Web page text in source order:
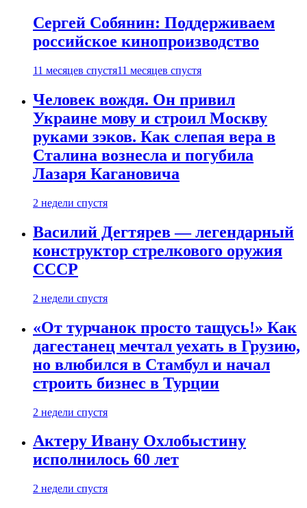
Сергей Собянин: Поддерживаем
российское кинопроизводство
11 месяцев спустя11 месяцев спустя
Человек вождя. Он привил
Украине мову и строил Москву
руками зэков. Как слепая вера в
Сталина вознесла и погубила
Лазаря Кагановича
2 недели спустя
Василий Дегтярев — легендарный
конструктор стрелкового оружия
СССР
2 недели спустя
«От турчанок просто тащусь!» Как
дагестанец мечтал уехать в Грузию,
но влюбился в Стамбул и начал
строить бизнес в Турции
2 недели спустя
Актеру Ивану Охлобыстину
исполнилось 60 лет
2 недели спустя